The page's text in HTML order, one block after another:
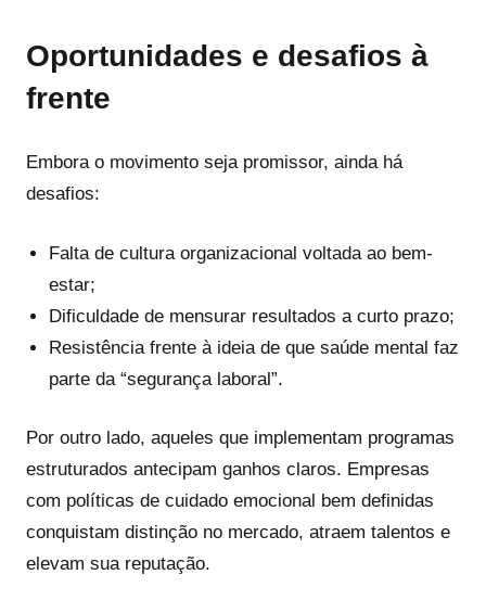
Oportunidades e desafios à
frente
Embora o movimento seja promissor, ainda há
desafios:
Falta de cultura organizacional voltada ao bem-
estar;
Dificuldade de mensurar resultados a curto prazo;
Resistência frente à ideia de que saúde mental faz
parte da “segurança laboral”.
Por outro lado, aqueles que implementam programas
estruturados antecipam ganhos claros. Empresas
com políticas de cuidado emocional bem definidas
conquistam distinção no mercado, atraem talentos e
elevam sua reputação.